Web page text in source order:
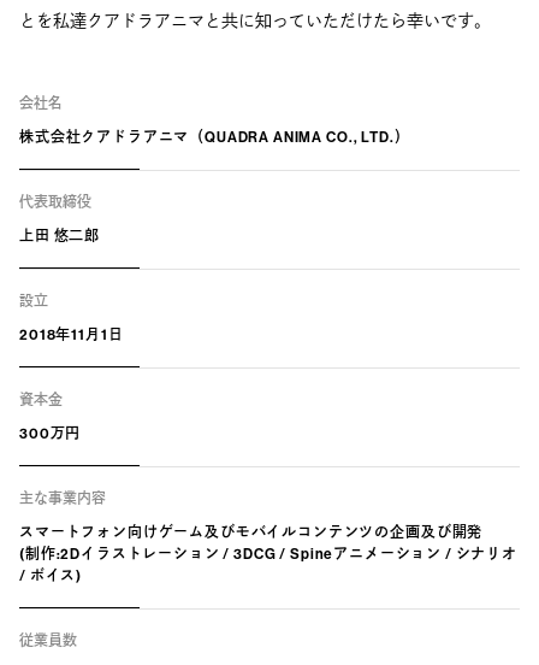
とを私達クアドラアニマと共に知っていただけたら幸いです。
会社名
株式会社クアドラアニマ（QUADRA ANIMA CO., LTD.）
代表取締役
上田 悠二郎
設立
2018年11月1日
資本金
300万円
主な事業内容
スマートフォン向けゲーム及びモバイルコンテンツの企画及び開発
(制作:2Dイラストレーション / 3DCG / Spineアニメーション / シナリオ
/ ボイス)
従業員数